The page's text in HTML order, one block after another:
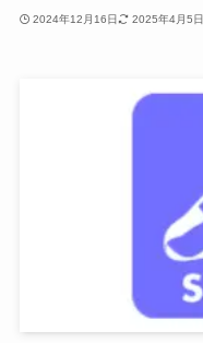
2024年12月16日 2025年4月5日